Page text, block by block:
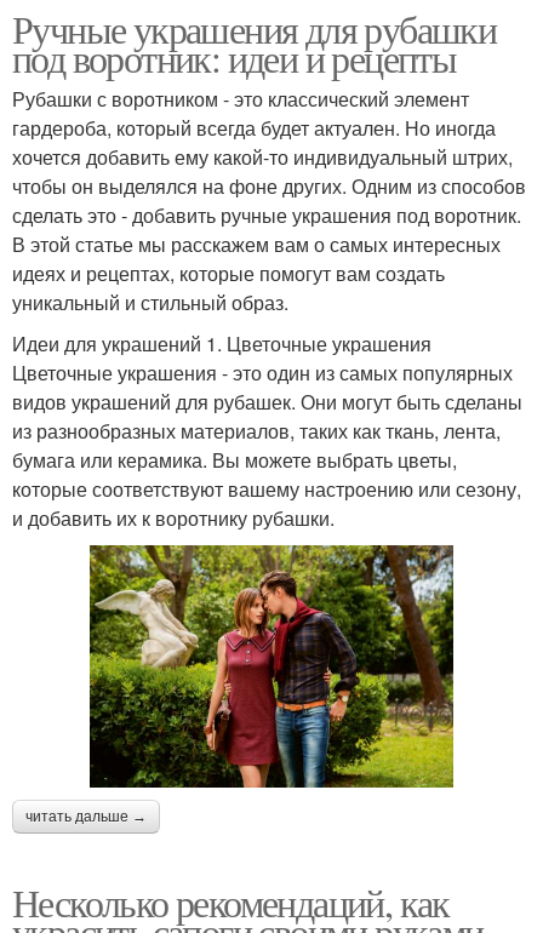
Ручные украшения для рубашки
под воротник: идеи и рецепты
Рубашки с воротником - это классический элемент
гардероба, который всегда будет актуален. Но иногда
хочется добавить ему какой-то индивидуальный штрих,
чтобы он выделялся на фоне других. Одним из способов
сделать это - добавить ручные украшения под воротник.
В этой статье мы расскажем вам о самых интересных
идеях и рецептах, которые помогут вам создать
уникальный и стильный образ.
Идеи для украшений 1. Цветочные украшения
Цветочные украшения - это один из самых популярных
видов украшений для рубашек. Они могут быть сделаны
из разнообразных материалов, таких как ткань, лента,
бумага или керамика. Вы можете выбрать цветы,
которые соответствуют вашему настроению или сезону,
и добавить их к воротнику рубашки.
читать дальше →
Несколько рекомендаций, как